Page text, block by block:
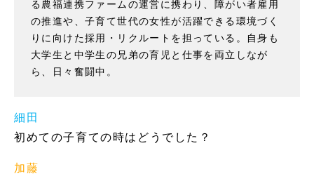
る農福連携ファームの運営に携わり、障がい者雇用
の推進や、子育て世代の女性が活躍できる環境づく
りに向けた採用・リクルートを担っている。自身も
大学生と中学生の兄弟の育児と仕事を両立しなが
ら、日々奮闘中。
細田
初めての子育ての時はどうでした？
加藤